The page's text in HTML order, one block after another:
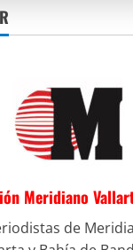
Meridiano
de